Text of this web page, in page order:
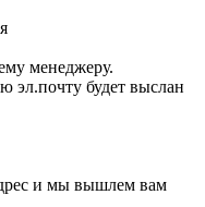
менеджеру.
эл.почту будет выслан
и мы вышлем вам